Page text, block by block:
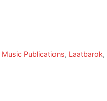
Music Publications, Laatbarok,